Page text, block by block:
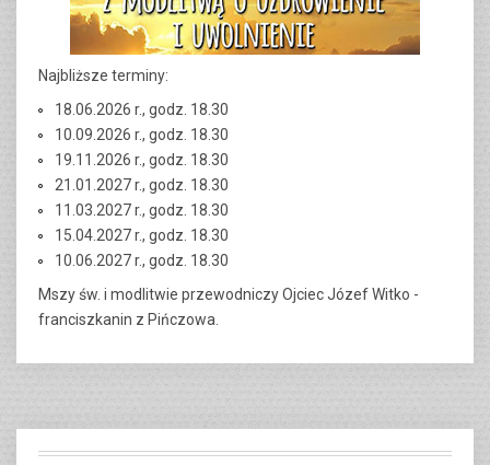
Najbliższe terminy:
18.06.2026 r., godz. 18.30
10.09.2026 r., godz. 18.30
19.11.2026 r., godz. 18.30
21.01.2027 r., godz. 18.30
11.03.2027 r., godz. 18.30
15.04.2027 r., godz. 18.30
10.06.2027 r., godz. 18.30
Mszy św. i modlitwie przewodniczy Ojciec Józef Witko -
franciszkanin z Pińczowa.